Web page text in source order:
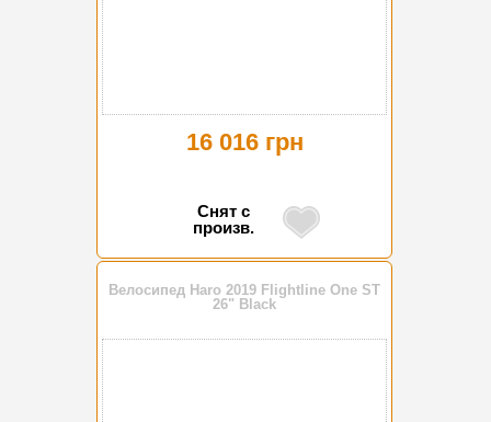
16 016 грн
Снят с
произв.
Велосипед Haro 2019 Flightline One ST
26" Black